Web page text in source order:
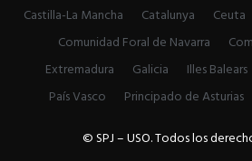
Castilla-La Mancha
Catalunya Ceuta
Comunidad Foral de Navarra
Extremadura
Galicia Illes Balears
País Vasco
Principado de Asturias
© SPJ – USO. Todos los